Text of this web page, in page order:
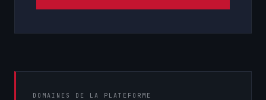
DOMAINES DE LA PLATEFORME